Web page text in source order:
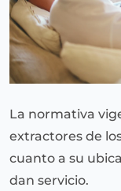
La normativa
extractores de
cuanto a su
dan servicio.